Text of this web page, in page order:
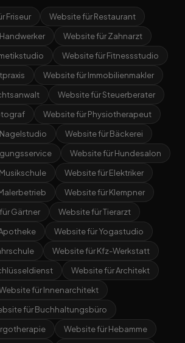
Friseur
Website für Restaurant
Website für Zahnarzt
Website für Fitnessstudio
Website für Immobilienmakler
Website für Steuerberater
Website für Physiotherapeut
Website für Bäckerei
Website für Hundesalon
Website für Elektriker
Website für Klempner
Gärtner
Website für Tierarzt
Website für Yogastudio
Website für Kfz-Werkstatt
Website für Architekt
für Innenarchitekt
für Buchhaltungsbüro
Website für Hebamme